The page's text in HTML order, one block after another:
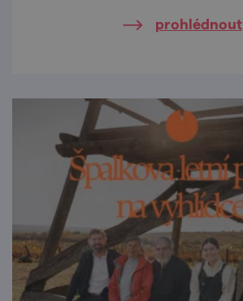
vinic Evropy.
prohlédnout